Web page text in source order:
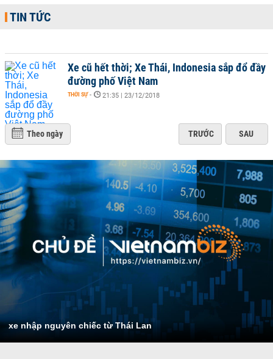
TIN TỨC
Xe cũ hết thời; Xe Thái, Indonesia sắp đổ đầy
đường phố Việt Nam
THỜI SỰ - 21:35 | 23/12/2018
Theo ngày TRƯỚC SAU
xe nhập nguyên chiếc từ Thái Lan